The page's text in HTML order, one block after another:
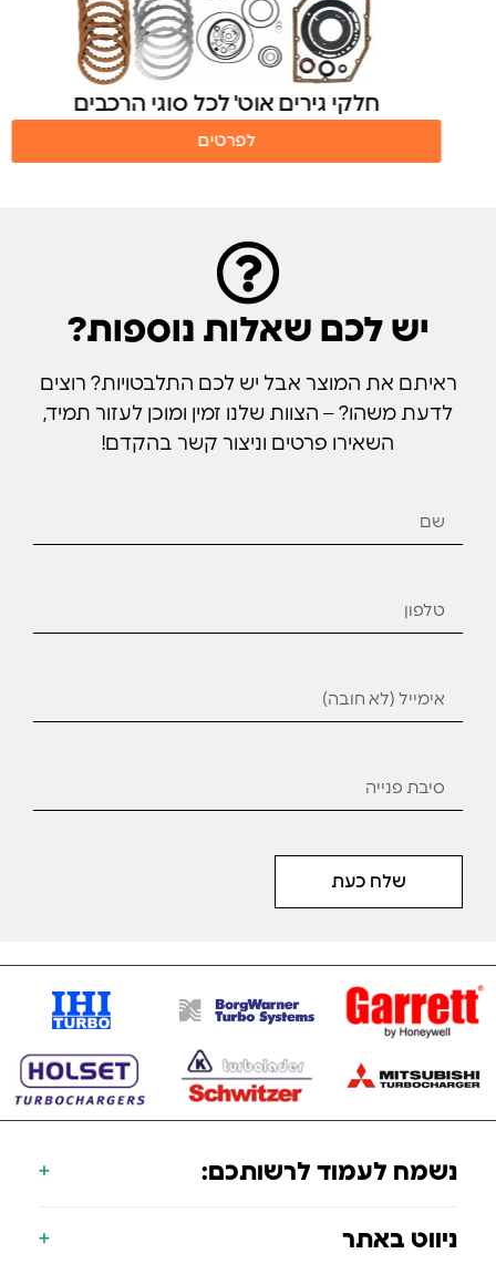
חלקי גירים אוט' לכל סוגי הרכבים
לפרטים
יש לכם שאלות נוספות?
ראיתם את המוצר אבל יש לכם התלבטויות? רוצים
לדעת משהו? – הצוות שלנו זמין ומוכן לעזור תמיד,
השאירו פרטים וניצור קשר בהקדם!
שלח כעת
נשמח לעמוד לרשותכם:
טורבו-טק לרכב בע"מ, שחף סחר בע"מ
ניווט באתר